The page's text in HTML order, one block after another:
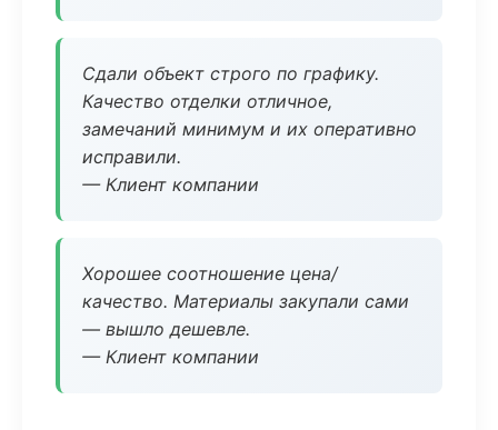
Сдали объект строго по графику.
Качество отделки отличное,
замечаний минимум и их оперативно
исправили.
— Клиент компании
Хорошее соотношение цена/
качество. Материалы закупали сами
— вышло дешевле.
— Клиент компании